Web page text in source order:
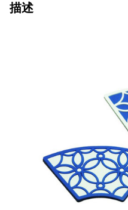
描述